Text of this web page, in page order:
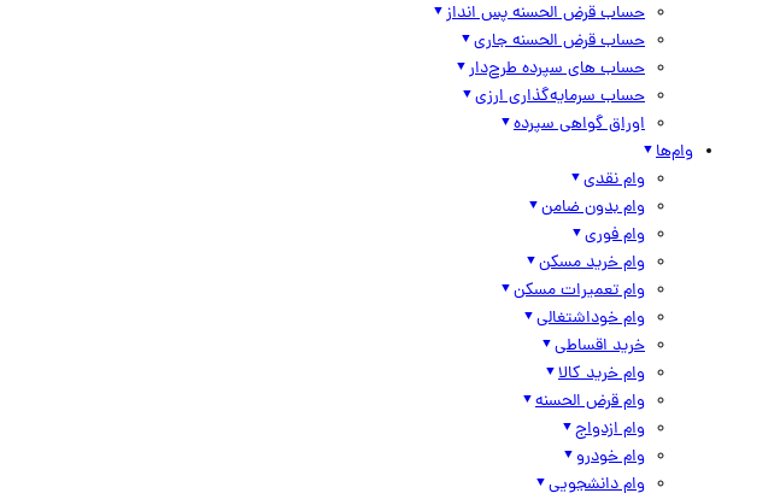
حساب قرض الحسنه پس انداز
حساب قرض الحسنه جاری
حساب های سپرده طرح‌دار
حساب سرمایه‌گذاری ارزی
اوراق گواهی سپرده
وام‌ها
وام نقدی
وام بدون ضامن
وام فوری
وام خرید مسکن
وام تعمیرات مسکن
وام خوداشتغالی
خرید اقساطی
وام خرید کالا
وام قرض الحسنه
وام ازدواج
وام خودرو
وام دانشجویی